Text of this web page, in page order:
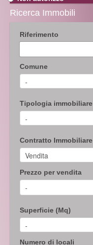
Ricerca Immobili
Riferimento
Comune
Tipologia immobiliare
Contratto Immobiliare
Prezzo per vendita
Superficie (Mq)
Numero di locali